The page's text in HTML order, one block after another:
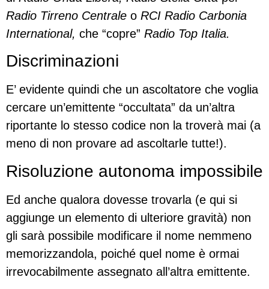
Radio Tirreno Centrale o RCI Radio Carbonia
International, che “copre” Radio Top Italia.
Discriminazioni
E’ evidente quindi che un ascoltatore che voglia
cercare un’emittente “occultata” da un’altra
riportante lo stesso codice non la troverà mai (a
meno di non provare ad ascoltarle tutte!).
Risoluzione autonoma impossibile
Ed anche qualora dovesse trovarla (e qui si
aggiunge un elemento di ulteriore gravità) non
gli sarà possibile modificare il nome nemmeno
memorizzandola, poiché quel nome è ormai
irrevocabilmente assegnato all’altra emittente.